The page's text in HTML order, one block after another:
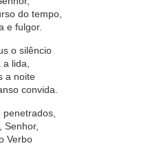
do tempo,
e fulgor.
o silêncio
lida,
a noite
convida.
Senhor,
Verbo